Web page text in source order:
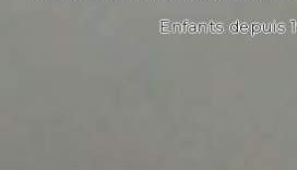
Enfants depuis